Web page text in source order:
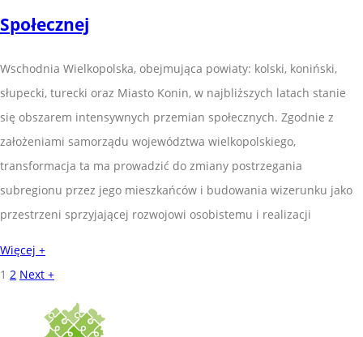
Społecznej
Wschodnia Wielkopolska, obejmująca powiaty: kolski, koniński,
słupecki, turecki oraz Miasto Konin, w najbliższych latach stanie
się obszarem intensywnych przemian społecznych. Zgodnie z
założeniami samorządu województwa wielkopolskiego,
transformacja ta ma prowadzić do zmiany postrzegania
subregionu przez jego mieszkańców i budowania wizerunku jako
przestrzeni sprzyjającej rozwojowi osobistemu i realizacji
Więcej +
1 2 Next +